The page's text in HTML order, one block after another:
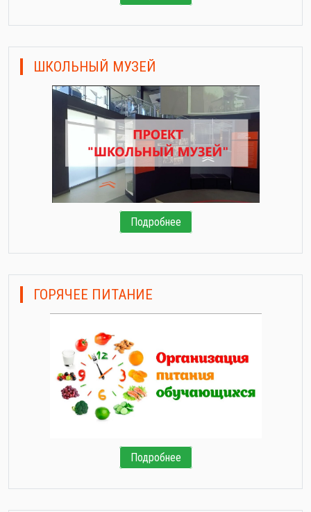
ШКОЛЬНЫЙ МУЗЕЙ
Подробнее
ГОРЯЧЕЕ ПИТАНИЕ
Подробнее